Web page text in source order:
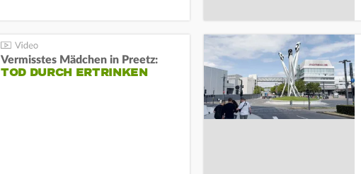
Vermisstes Mädchen in Preetz:
TOD DURCH ERTRINKEN